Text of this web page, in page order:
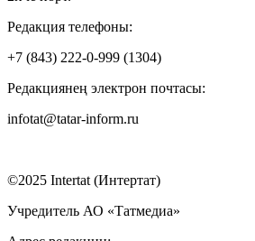
Редакция телефоны:
+7 (843) 222-0-999 (1304)
Редакциянең электрон почтасы:
infotat@tatar-inform.ru
©2025 Intertat (Интертат)
Учредитель АО «Татмедиа»